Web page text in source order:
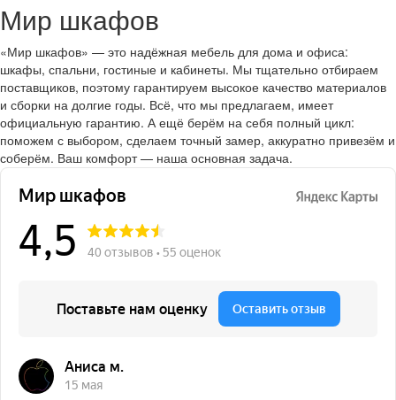
Мир шкафов
«Мир шкафов» — это надёжная мебель для дома и офиса:
шкафы, спальни, гостиные и кабинеты. Мы тщательно отбираем
поставщиков, поэтому гарантируем высокое качество материалов
и сборки на долгие годы. Всё, что мы предлагаем, имеет
официальную гарантию. А ещё берём на себя полный цикл:
поможем с выбором, сделаем точный замер, аккуратно привезём и
соберём. Ваш комфорт — наша основная задача.